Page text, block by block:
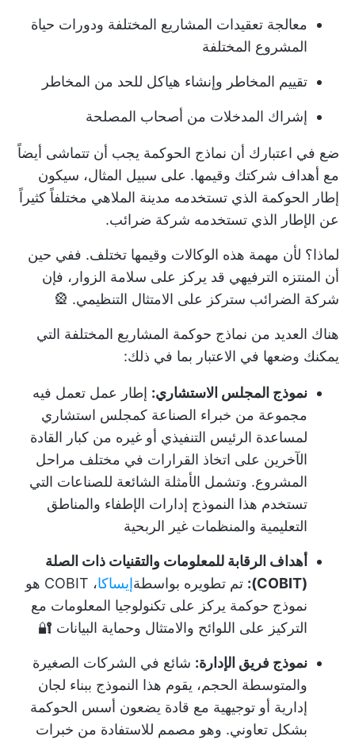
معالجة تعقيدات المشاريع المختلفة ودورات حياة
المشروع المختلفة
تقييم المخاطر وإنشاء هياكل للحد من المخاطر
إشراك المدخلات من أصحاب المصلحة
ضع في اعتبارك أن نماذج الحوكمة يجب أن تتماشى أيضاً
مع أهداف شركتك وقيمها. على سبيل المثال، سيكون
إطار الحوكمة الذي تستخدمه مدينة الملاهي مختلفاً كثيراً
عن الإطار الذي تستخدمه شركة ضرائب.
لماذا؟ لأن مهمة هذه الوكالات وقيمها تختلف. ففي حين
أن المنتزه الترفيهي قد يركز على سلامة الزوار، فإن
شركة الضرائب ستركز على الامتثال التنظيمي. 🎡
هناك العديد من نماذج حوكمة المشاريع المختلفة التي
يمكنك وضعها في الاعتبار بما في ذلك:
نموذج المجلس الاستشاري: إطار عمل تعمل فيه
مجموعة من خبراء الصناعة كمجلس استشاري
لمساعدة الرئيس التنفيذي أو غيره من كبار القادة
الآخرين على اتخاذ القرارات في مختلف مراحل
المشروع. وتشمل الأمثلة الشائعة للصناعات التي
تستخدم هذا النموذج إدارات الإطفاء والمناطق
التعليمية والمنظمات غير الربحية
أهداف الرقابة للمعلومات والتقنيات ذات الصلة
(COBIT):
تم تطويره بواسطةإيساكا
، COBIT هو
نموذج حوكمة يركز على تكنولوجيا المعلومات مع
التركيز على اللوائح والامتثال وحماية البيانات 🔐
نموذج فريق الإدارة: شائع في الشركات الصغيرة
والمتوسطة الحجم، يقوم هذا النموذج ببناء لجان
إدارية أو توجيهية مع قادة يضعون أسس الحوكمة
بشكل تعاوني. وهو مصمم للاستفادة من خبرات